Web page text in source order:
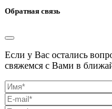
Обратная связь
Если у Вас остались
свяжемся с Вами в